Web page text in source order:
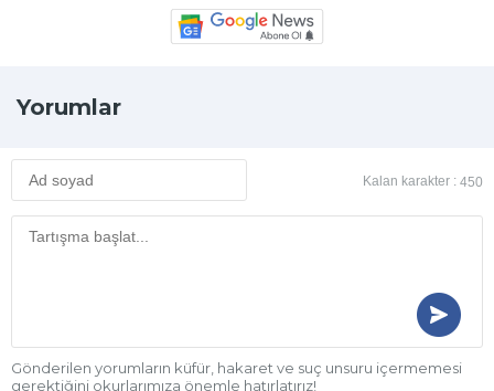
Yorumlar
Kalan karakter : 450
Gönderilen yorumların küfür, hakaret ve suç unsuru içermemesi
gerektiğini okurlarımıza önemle hatırlatırız!